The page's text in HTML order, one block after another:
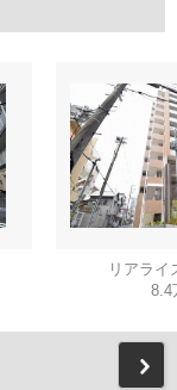
リアライ
8.4